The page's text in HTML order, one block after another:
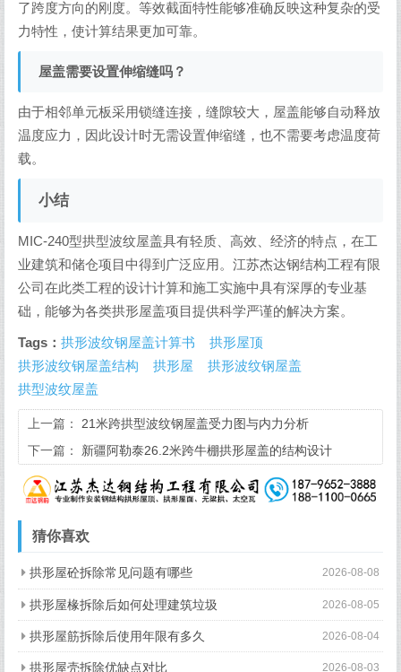
了跨度方向的刚度。等效截面特性能够准确反映这种复杂的受
力特性，使计算结果更加可靠。
屋盖需要设置伸缩缝吗？
由于相邻单元板采用锁缝连接，缝隙较大，屋盖能够自动释放
温度应力，因此设计时无需设置伸缩缝，也不需要考虑温度荷
载。
小结
MIC-240型拱型波纹屋盖具有轻质、高效、经济的特点，在工
业建筑和储仓项目中得到广泛应用。江苏杰达钢结构工程有限
公司在此类工程的设计计算和施工实施中具有深厚的专业基
础，能够为各类拱形屋盖项目提供科学严谨的解决方案。
Tags： 拱形波纹钢屋盖计算书
拱形屋顶
拱形波纹钢屋盖结构
拱形屋
拱形波纹钢屋盖
拱型波纹屋盖
上一篇： 21米跨拱型波纹钢屋盖受力图与内力分析
下一篇： 新疆阿勒泰26.2米跨牛棚拱形屋盖的结构设计
猜你喜欢
2026-08-08
拱形屋砼拆除常见问题有哪些
2026-08-05
拱形屋椽拆除后如何处理建筑垃圾
2026-08-04
拱形屋筋拆除后使用年限有多久
2026-08-03
拱形屋壳拆除优缺点对比